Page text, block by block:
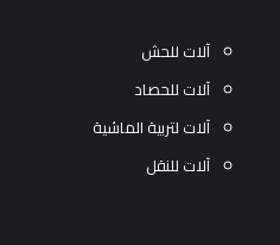
آلات للحش
آلات للحصاد
آلات لتربية الماشية
آلات للنقل